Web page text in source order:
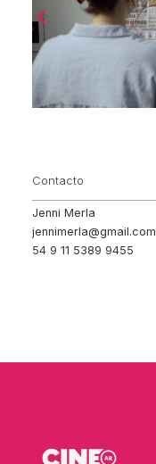
Contacto
Jenni Merla
jennimerla@gmail.com
54 9 11 5389 9455